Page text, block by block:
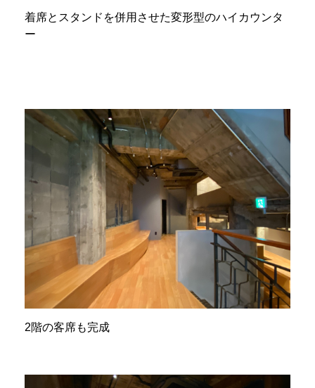
着席とスタンドを併用させた変形型のハイカウンタ
ー
2階の客席も完成